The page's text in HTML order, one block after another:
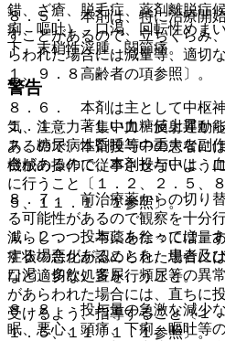
８．５． 本剤は、特に治療開
すことがあるので、立ちくらみ
らわれた場合には減量等、適切
１、９．８高齢者の項参照〕。
８．６． 本剤は主として中枢
気、注意力・集中力・反射運動
あるので、本剤投与中の患者に
機械の操作に従事させないよう
８．７． 前治療薬からの切り
る可能性があるので観察を十分
減らしつつ、本薬を徐々に増量
症状の悪化が認められた場合に
など適切な処置を行うこと。
８．８． 投与量の急激な減少
眠、悪心、頭痛、下痢、嘔吐等
錯、ざ瘡、脱毛症、薬剤離脱症
痢、嘔吐）、口渇、回転性めま
下、末梢性浮腫、関節痛。
警告
１．１． 著しい血糖値上昇か
ス、糖尿病性昏睡等の重大な副
合があるので、本剤投与中は、
に行うこと〔１．２、２．５、
５、１１．１．１参照〕。
１．２． 投与にあたっては、
する場合があることを、患者及
口渇、多飲、多尿、頻尿等の異
があらわれた場合には、直ちに
受けるよう、指導すること〔１
１．５、１１．１．１参照〕。